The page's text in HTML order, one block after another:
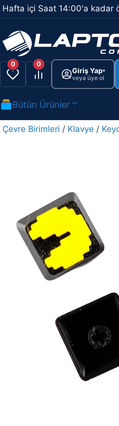
İçeriğe
atla
Hafta içi Saat 14:00'a kadar
0 0
Giriş Yap▾
veya üye ol
Bütün Ürünler
Çevre Birimleri / Klavye /